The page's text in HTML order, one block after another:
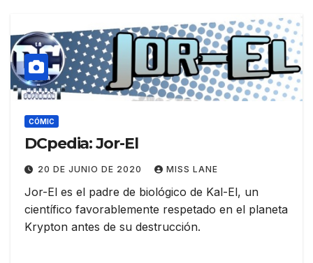
CÓMIC
DCpedia: Jor-El
20 DE JUNIO DE 2020 MISS LANE
Jor-El es el padre de biológico de Kal-El, un
científico favorablemente respetado en el planeta
Krypton antes de su destrucción.